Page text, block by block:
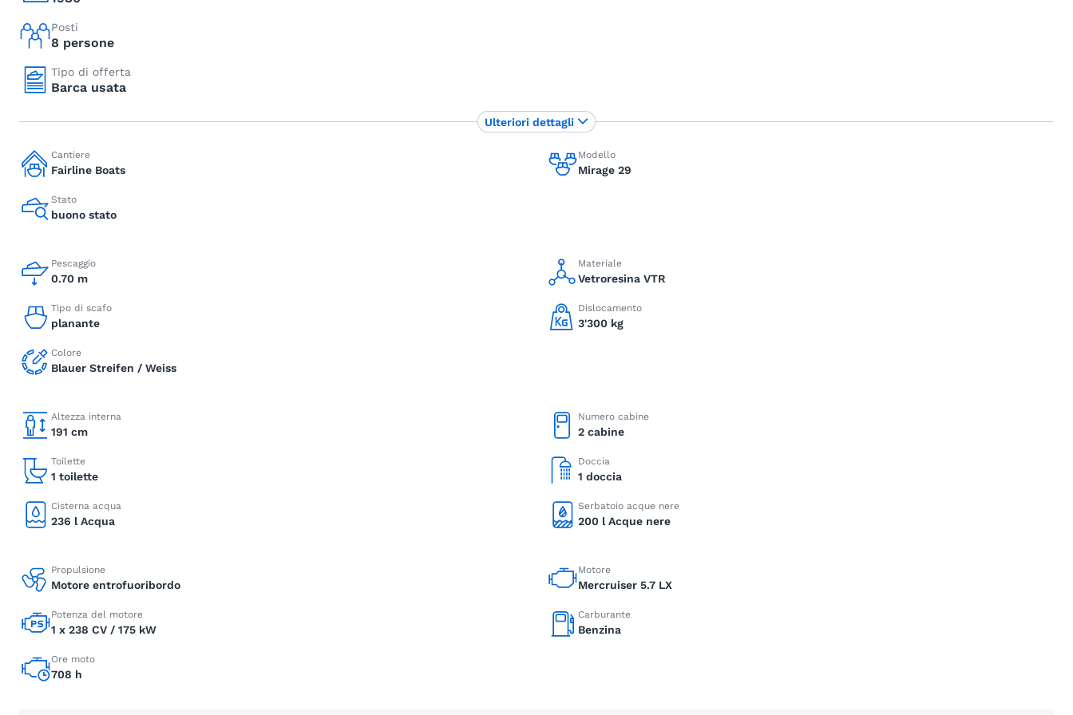
Posti
8 persone
Tipo di offerta
Barca usata
Cantiere
Fairline Boats
Modello
Mirage 29
Stato
buono stato
Pescaggio
0.70 m
Materiale
Vetroresina VTR
Tipo di scafo
planante
Dislocamento
3'300 kg
Colore
Blauer Streifen / Weiss
Altezza interna
191 cm
Numero cabine
2 cabine
Toilette
1 toilette
Doccia
1 doccia
Cisterna acqua
236 l Acqua
Serbatoio acque nere
200 l Acque nere
Propulsione
Motore entrofuoribordo
Motore
Mercruiser 5.7 LX
Potenza del motore
1 x 238 CV / 175 kW
Carburante
Benzina
Ore moto
708 h
Ulteriori dettagli